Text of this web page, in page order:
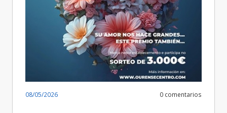
08/05/2026 0 comentarios